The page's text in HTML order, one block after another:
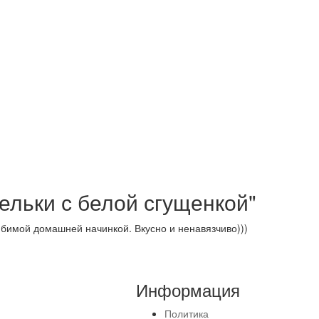
с белой сгущенкой"
домашней начинкой. Вкусно и ненавязчиво)))
Информация
Политика